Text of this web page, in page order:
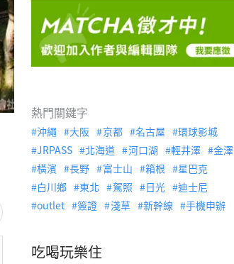
熱門關鍵字
沖繩 大阪 京都 名古屋
環球影城
JRPASS
北海道 河口湖 輕井澤
金澤
橫濱
長野 富士山 箱根
星巴克
白川鄉
東北 駕照 日光
迪士尼
outlet
簽證 淺草 新幹線 手機申辦
吃喝玩樂住